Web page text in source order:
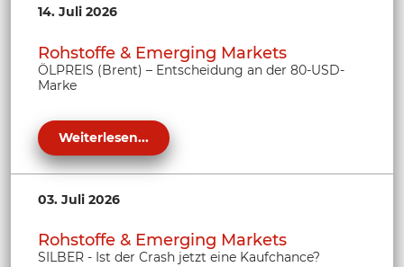
14. Juli 2026
Rohstoffe & Emerging Markets
ÖLPREIS (Brent) – Entscheidung an der 80-USD-
Marke
Weiterlesen...
03. Juli 2026
Rohstoffe & Emerging Markets
SILBER - Ist der Crash jetzt eine Kaufchance?